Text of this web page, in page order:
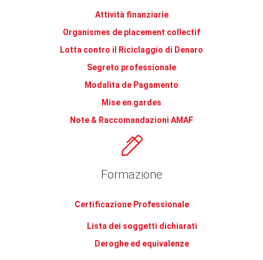
Attività finanziarie
Organismes de placement collectif
Lotta contro il Riciclaggio di Denaro
Segreto professionale
Modalita de Pagamento
Mise en gardes
Note & Raccomandazioni AMAF
Formazione
Certificazione Professionale
Lista dei soggetti dichiarati
Deroghe ed equivalenze